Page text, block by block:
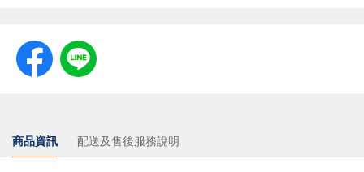
商品資訊 配送及售後服務說明